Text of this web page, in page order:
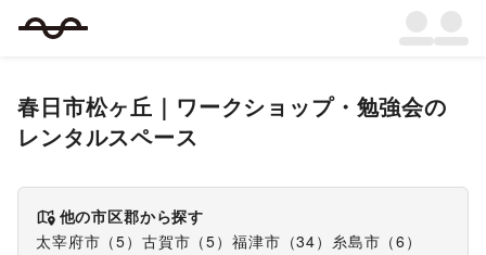
春日市松ヶ丘 ｜ ワークショップ・勉強会の
レンタルスペース
他の市区郡から探す
太宰府市 （5） 古賀市 （5） 福津市 （34） 糸島市 （6 ）